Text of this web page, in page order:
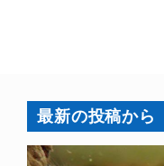
最新の投稿から